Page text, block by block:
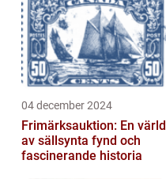
04 december 2024
Frimärksauktion: En värld
av sällsynta fynd och
fascinerande historia